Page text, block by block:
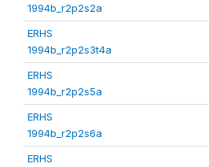
1994b_r2p2s2a
ERHS
1994b_r2p2s3t4a
ERHS
1994b_r2p2s5a
ERHS
1994b_r2p2s6a
ERHS